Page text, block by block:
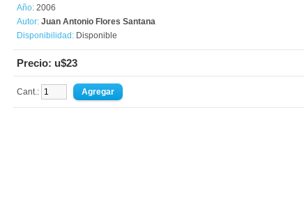
Año: 2006
Autor: Juan Antonio Flores Santana
Disponibilidad: Disponible
Precio: u$23
Cant.: